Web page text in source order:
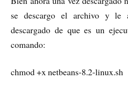
se descargo el archivo y le
descargado de que es un
comando:
chmod +x netbeans-8.2-linux.sh